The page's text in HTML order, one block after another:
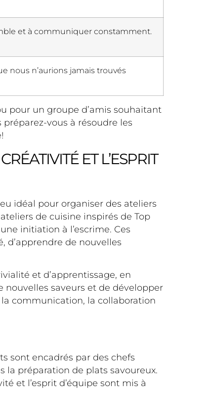
et à communiquer constamment.
nous n’aurions jamais trouvés
pour un groupe d’amis souhaitant
vous à résoudre les
ET L’ESPRIT
idéal pour organiser des ateliers
de cuisine inspirés de Top
initiation à l’escrime. Ces
d’apprendre de nouvelles
et d’apprentissage, en
saveurs et de développer
communication, la collaboration
sont encadrés par des chefs
la préparation de plats savoureux.
et l’esprit d’équipe sont mis à